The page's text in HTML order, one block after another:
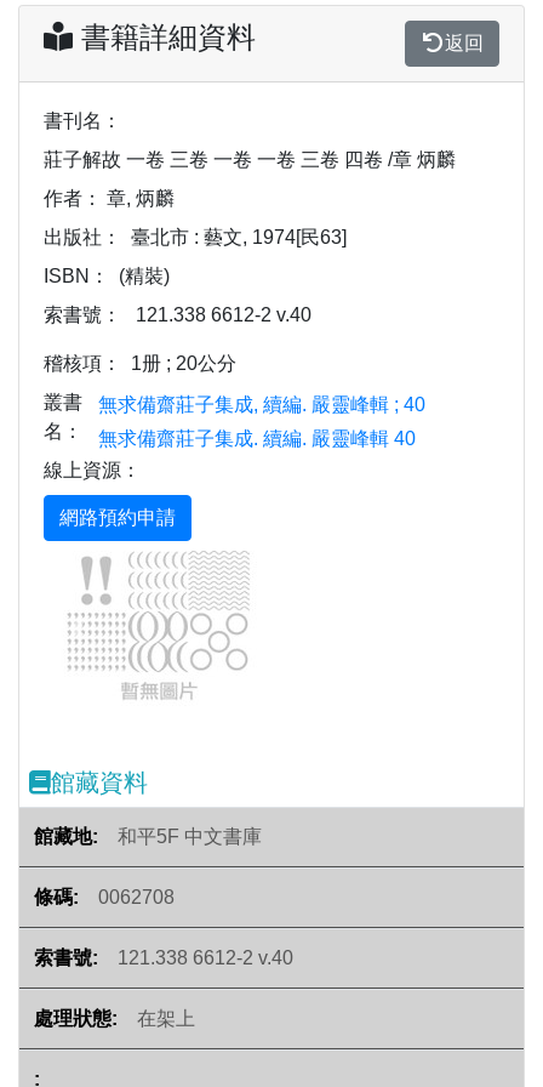
書籍詳細資料 返回
書刊名：
莊子解故 一卷 三卷 一卷 一卷 三卷 四卷 /章 炳麟
作者：
章, 炳麟
出版社：
臺北市 : 藝文, 1974[民63]
ISBN：
(精裝)
索書號：
121.338 6612-2 v.40
稽核項：
1册 ; 20公分
叢書
名：
無求備齋莊子集成, 續編. 嚴靈峰輯 ; 40
無求備齋莊子集成. 續編. 嚴靈峰輯 40
線上資源：
Previous
館藏資料
和平5F 中文書庫
0062708
121.338 6612-2 v.40
在架上